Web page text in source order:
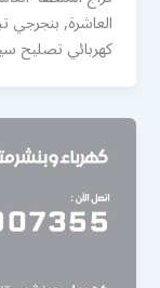
العاشرة, بنجرجي
كهربائي تصليح